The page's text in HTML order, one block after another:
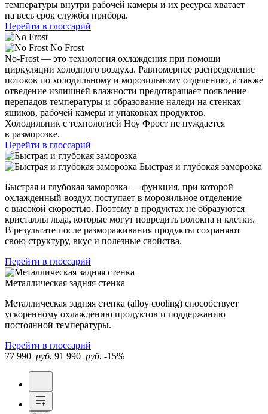
температуры внутри рабочей камеры и их ресурса хватает
на весь срок службы прибора.
Перейти в глоссарий
No Frost
No-Frost — это технология охлаждения при помощи
циркуляции холодного воздуха. Равномерное распределение
потоков по холодильному и морозильному отделению, а также
отведение излишней влажности предотвращает появление
перепадов температуры и образование наледи на стенках
ящиков, рабочей камеры и упаковках продуктов.
Холодильник с технологией Ноу Фрост не нуждается
в разморозке.
Перейти в глоссарий
Быстрая и глубокая заморозка
Быстрая и глубокая заморозка — функция, при которой
охлажденный воздух поступает в морозильное отделение
с высокой скоростью. Поэтому в продуктах не образуются
кристаллы льда, которые могут повредить волокна и клетки.
В результате после размораживания продукты сохраняют
свою структуру, вкус и полезные свойства.
Перейти в глоссарий
Металлическая задняя стенка
Металлическая задняя стенка (alloy cooling) способствует
ускоренному охлаждению продуктов и поддержанию
постоянной температуры.
Перейти в глоссарий
77 990 руб. 91 990 руб. -15%